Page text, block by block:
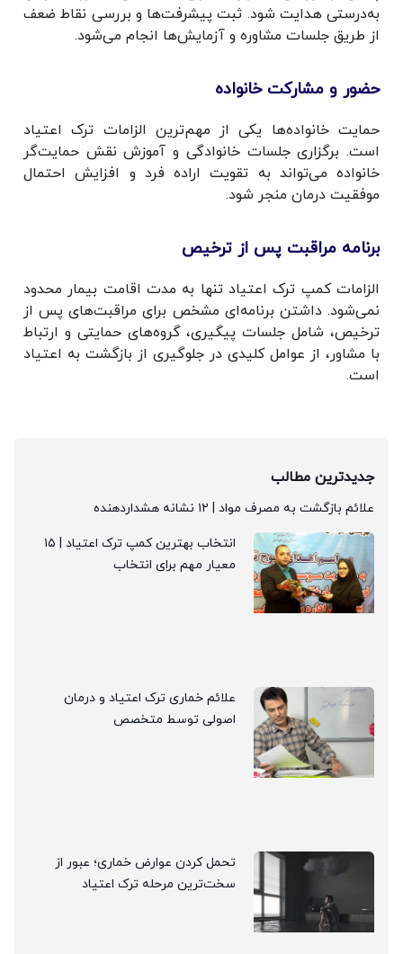
به‌درستی هدایت شود. ثبت پیشرفت‌ها و بررسی نقاط ضعف
از طریق جلسات مشاوره و آزمایش‌ها انجام می‌شود.
حضور و مشارکت خانواده
حمایت خانواده‌ها یکی از مهم‌ترین الزامات ترک اعتیاد
است. برگزاری جلسات خانوادگی و آموزش نقش حمایت‌گر
خانواده می‌تواند به تقویت اراده فرد و افزایش احتمال
موفقیت درمان منجر شود.
برنامه مراقبت پس از ترخیص
الزامات کمپ ترک اعتیاد تنها به مدت اقامت بیمار محدود
نمی‌شود. داشتن برنامه‌ای مشخص برای مراقبت‌های پس از
ترخیص، شامل جلسات پیگیری، گروه‌های حمایتی و ارتباط
با مشاور، از عوامل کلیدی در جلوگیری از بازگشت به اعتیاد
است.
جدیدترین مطالب
علائم بازگشت به مصرف مواد | ۱۲ نشانه هشداردهنده
انتخاب بهترین کمپ ترک اعتیاد | ۱۵
معیار مهم برای انتخاب
علائم خماری ترک اعتیاد و درمان
اصولی توسط متخصص
تحمل کردن عوارض خماری؛ عبور از
سخت‌ترین مرحله ترک اعتیاد